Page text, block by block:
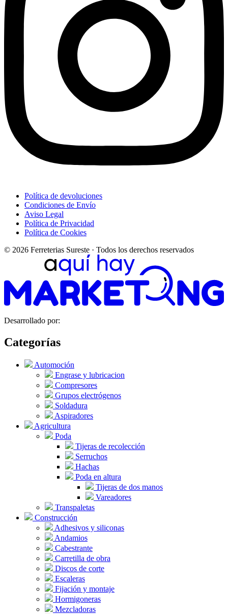
Política de devoluciones
Condiciones de Envío
Aviso Legal
Política de Privacidad
Política de Cookies
© 2026 Ferreterias Sureste · Todos los derechos reservados
Desarrollado por:
Categorías
Automoción
Engrase y lubricacion
Compresores
Grupos electrógenos
Soldadura
Aspiradores
Agricultura
Poda
Tijeras de recolección
Serruchos
Hachas
Poda en altura
Tijeras de dos manos
Vareadores
Transpaletas
Construcción
Adhesivos y siliconas
Andamios
Cabestrante
Carretilla de obra
Discos de corte
Escaleras
Fijación y montaje
Hormigoneras
Mezcladoras